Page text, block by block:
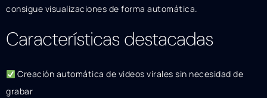
consigue visualizaciones de forma automática.
Características destacadas
Creación automática de videos virales sin necesidad de
grabar